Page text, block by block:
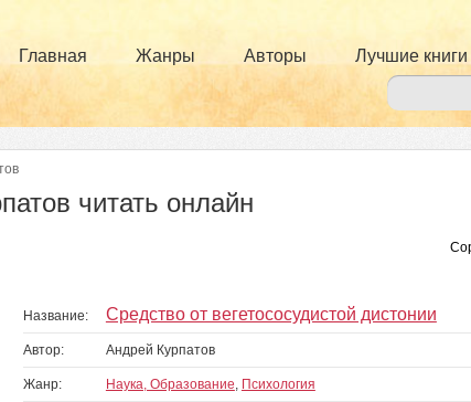
Главная Жанры Авторы Лучшие книги
читать онлайн
Название: Средство от вегетососудистой дистонии
Автор: Андрей Курпатов
Жанр: Наука, Образование, Психология